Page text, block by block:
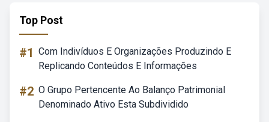
Top Post
#1 Com Indivíduos E Organizações Produzindo E
Replicando Conteúdos E Informações
#2 O Grupo Pertencente Ao Balanço Patrimonial
Denominado Ativo Esta Subdividido